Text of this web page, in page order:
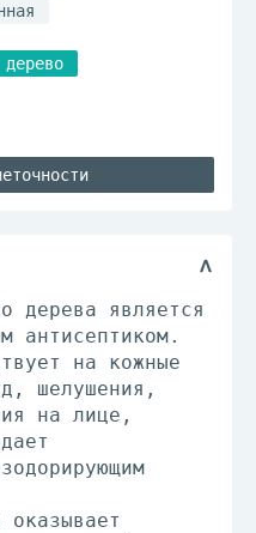
дерево
дерева является
антисептиком.
на кожные
шелушения,
на лице,